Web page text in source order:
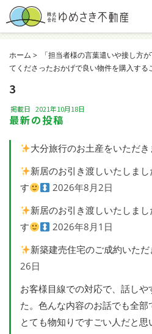
ホーム
「担当者様の言葉遣いや接し方
てくださったおかげで良い物件を購入する
3
掲載日 2021年10月18日
最新の投稿
大分旅行のお土産をいただき
新居のお引き渡しいたしま
す
2026年8月2日
新居のお引き渡しいたしま
す
2026年8月1日
新築建売住宅のご成約いただ
26日
お客様目線での対応で、話し
た。色んな内容のお話でも全
とても物知りですごい人だと思